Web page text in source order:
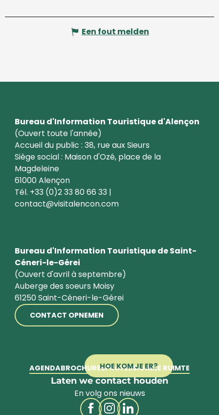
Een fout melden
Bureau d'Information Touristique d'Alençon
(Ouvert toute l'année)
Accueil du public : 38, rue aux Sieurs
Siège social : Maison d'Ozé, place de la
Magdeleine
61000 Alençon
Tél. +33 (0)2 33 80 66 33 |
contact@visitalencon.com
Bureau d'Information Touristique de Saint-
Céneri-le-Gérei
(Ouvert d'avril à septembre)
Auberge des soeurs Moisy
61250 Saint-Céneri-le-Gérei
CONTACT OPNEMEN
HOE KOM JE ER?
AGENDABROCHURESPROFESSIONELE RUIMTE
Laten we contact houden
En volg ons nieuws